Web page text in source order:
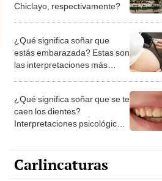
Chiclayo, respectivamente?
¿Qué significa soñar que
estás embarazada? Estas son
las interpretaciones más
¿Qué significa soñar que se te
caen los dientes?
Interpretaciones psicológicas
Carlincaturas